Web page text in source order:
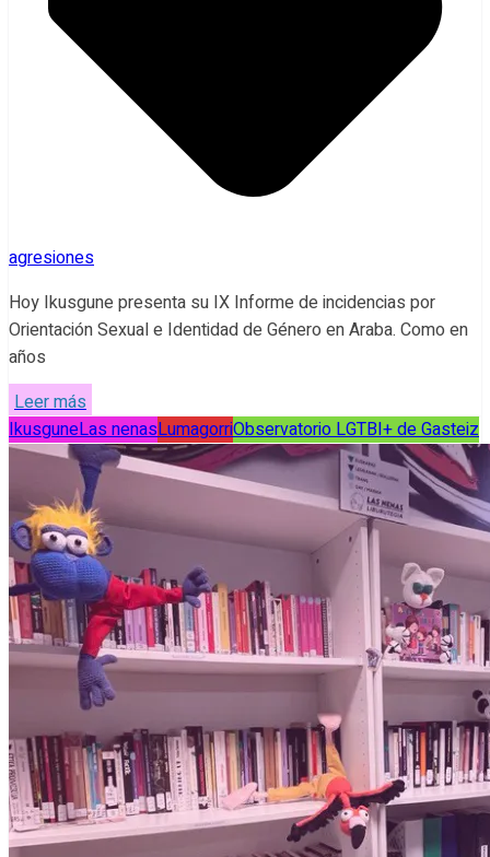
agresiones
Hoy Ikusgune presenta su IX Informe de incidencias por
Orientación Sexual e Identidad de Género en Araba. Como en
años
Leer más
IkusguneLas nenasLumagorriObservatorio LGTBI+ de Gasteiz